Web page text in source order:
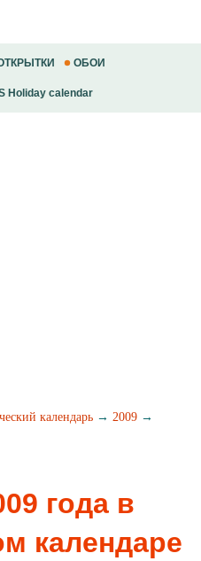
ОБОИ
Holiday calendar
календарь → 2009 →
года в
календаре